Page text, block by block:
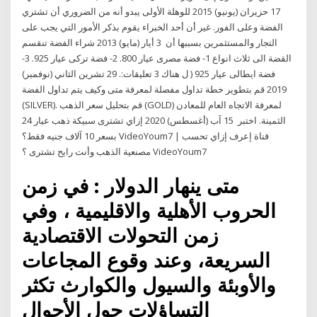
17 حزيران (يونيو) 2015 للوهلة الأولى يبدو أنه من الضروري أن تشتري
الفضة وعلى الفور. غير أن أحد الخبراء يقوم بذكر الأمور التي يجب على
التجار والمستثمرين بسببها أن 3 أيار (مايو) 2013 شراء الفضة تنقسم
القضة الى ثلاث انواع 1- فضة مصرى عيار 800. 2- فضة تركى عيار 925. 3-
فضة ايطالى عيار 925 ( ل هناك 3 تعليقات:. 29 تشرين الثاني (نوفمبر)
2019 قم بتطوير خطة تداول مفصلة لمعرفة متى وكيف يتم تداول الفضة
(SILVER). قم بتحليل سعر الذهب (GOLD) لمعرفة الاتجاه العام للمعادن
الثمينة. اختبر 15 آب (أغسطس) 2020 إزاي تشترى سبيكة ذهب عيار 24
بسعر 10 آلاف جنيه فقط؟ VideoYoum7 | قناة إعرف إزاي تحسب
مصنعية الذهب وأنت رايح تشترى ؟ VideoYoum7
متى ينهار الدولار : في زمن
الحروب الأهلية والاقليمية ، وفي
زمن التحولات الاقتصادية
السريعة، وعند وقوع المجاعات
والأوبئة والسيول والكوارث تكثر
التساؤلات حول الأحوال